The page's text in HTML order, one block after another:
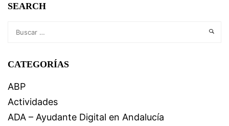
SEARCH
CATEGORÍAS
ABP
Actividades
ADA – Ayudante Digital en Andalucía